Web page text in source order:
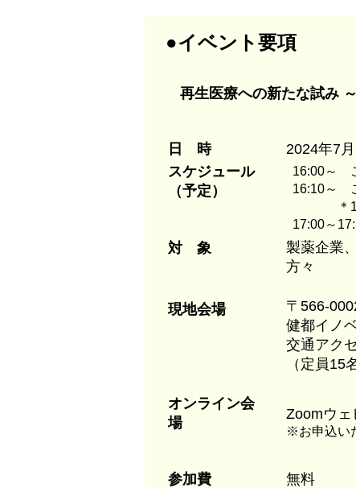
●イベント要項
再生医療への新たな試み
日 時
2024年7
スケジュール
（予定）
16:00～
16:10～
＊17:00
17:00～
対 象
製薬企業
方々
現地会場
〒566-
健都イノ
交通アク
（定員15
オンライン会
場
Zoomウェ
※お申込い
参加費
無料